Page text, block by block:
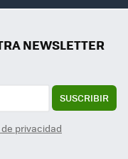
NEWSLETTER
SUSCRIBIR
privacidad